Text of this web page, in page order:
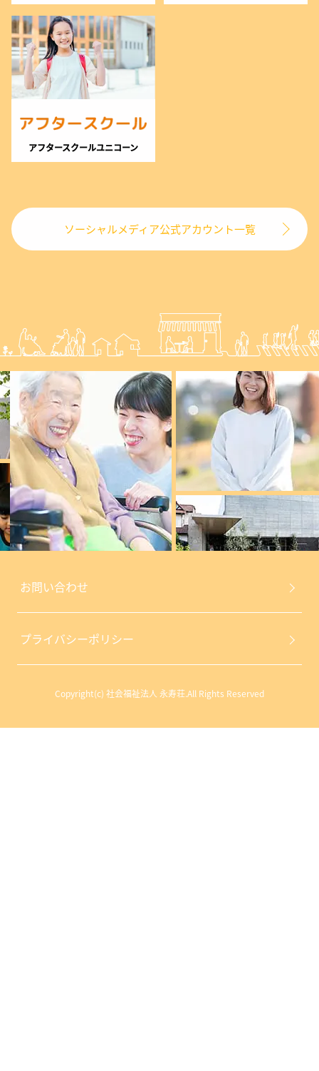
アフタースクールユニコーン
ソーシャルメディア公式アカウント一覧
お問い合わせ
プライバシーポリシー
Copyright(c) 社会福祉法人 永寿荘.All Rights Reserved